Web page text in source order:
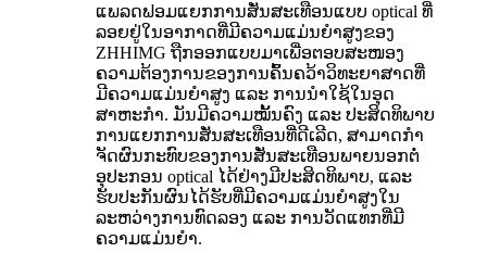
ແພລດຟອມແຍກການສັ່ນສະເທືອນແບບ optical ທີ່
ລອຍຢູ່ໃນອາກາດທີ່ມີຄວາມແມ່ນຍໍາສູງຂອງ
ZHHIMG ຖືກອອກແບບມາເພື່ອຕອບສະໜອງ
ຄວາມຕ້ອງການຂອງການຄົ້ນຄວ້າວິທະຍາສາດທີ່
ມີຄວາມແມ່ນຍໍາສູງ ແລະ ການນຳໃຊ້ໃນອຸດ
ສາຫະກໍາ. ມັນມີຄວາມໝັ້ນຄົງ ແລະ ປະສິດທິພາບ
ການແຍກການສັ່ນສະເທືອນທີ່ດີເລີດ, ສາມາດກໍາ
ຈັດຜົນກະທົບຂອງການສັ່ນສະເທືອນພາຍນອກຕໍ່
ອຸປະກອນ optical ໄດ້ຢ່າງມີປະສິດທິພາບ, ແລະ
ຮັບປະກັນຜົນໄດ້ຮັບທີ່ມີຄວາມແມ່ນຍໍາສູງໃນ
ລະຫວ່າງການທົດລອງ ແລະ ການວັດແທກທີ່ມີ
ຄວາມແມ່ນຍໍາ.